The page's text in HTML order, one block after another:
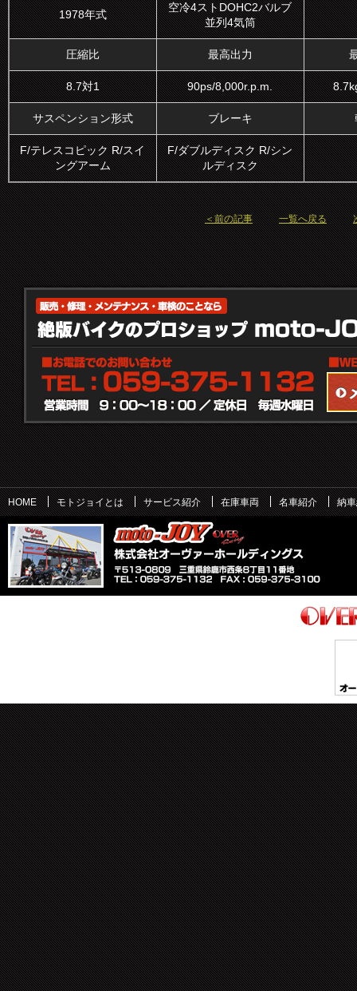
1978年式
空冷4ストDOHC2バルブ
並列4気筒
圧縮比 最高出力
8.7対1 90ps/8,000r.p.m.
サスペンション形式 ブレーキ
F/テレスコピック R/スイ
ングアーム
F/ダブルディスク R/シン
ルディスク
＜前の記事 一覧へ戻る
HOME モトジョイとは サービス紹介 在庫車両 名車紹介 納